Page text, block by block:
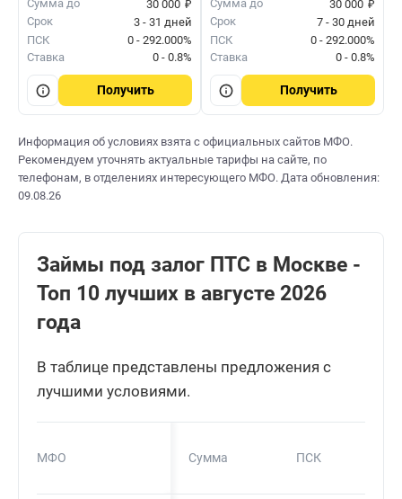
Сумма до 30 000
Срок
3 - 31 дней
ПСК
0 - 292.000%
Ставка
0 - 0.8%
Получить
Сумма до 30 000
Срок
7 - 30 дней
ПСК
0 - 292.000%
Ставка
0 - 0.8%
Получить
Информация об условиях взята с официальных сайтов МФО.
Рекомендуем уточнять актуальные тарифы на сайте, по
телефонам, в отделениях интересующего МФО. Дата обновления:
09.08.26
Займы под залог ПТС в Москве -
Топ 10 лучших в августе 2026
года
В таблице представлены предложения с
лучшими условиями.
МФО Сумма ПСК